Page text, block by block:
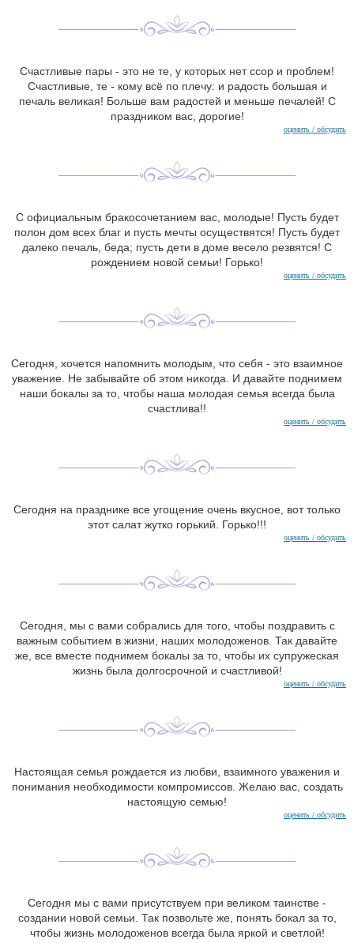
Счастливые пары - это не те, у которых нет ссор и проблем!
Счастливые, те - кому всё по плечу: и радость большая и
печаль великая! Больше вам радостей и меньше печалей! С
праздником вас, дорогие!
оценить / обсудить
С официальным бракосочетанием вас, молодые! Пусть будет
полон дом всех благ и пусть мечты осуществятся! Пусть будет
далеко печаль, беда; пусть дети в доме весело резвятся! С
рождением новой семьи! Горько!
оценить / обсудить
Сегодня, хочется напомнить молодым, что себя - это взаимное
уважение. Не забывайте об этом никогда. И давайте поднимем
наши бокалы за то, чтобы наша молодая семья всегда была
счастлива!!
оценить / обсудить
Сегодня на празднике все угощение очень вкусное, вот только
этот салат жутко горький. Горько!!!
оценить / обсудить
Сегодня, мы с вами собрались для того, чтобы поздравить с
важным событием в жизни, наших молодоженов. Так давайте
же, все вместе поднимем бокалы за то, чтобы их супружеская
жизнь была долгосрочной и счастливой!
оценить / обсудить
Настоящая семья рождается из любви, взаимного уважения и
понимания необходимости компромиссов. Желаю вас, создать
настоящую семью!
оценить / обсудить
Сегодня мы с вами присутствуем при великом таинстве -
создании новой семьи. Так позвольте же, понять бокал за то,
чтобы жизнь молодоженов всегда была яркой и светлой!